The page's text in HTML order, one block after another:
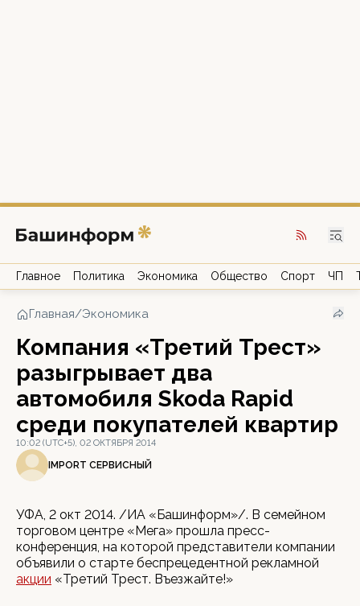
Главное Политика Экономика Общество Спорт ЧП
Главная/Экономика
Компания «Третий Трест»
разыгрывает два
автомобиля Skoda Rapid
среди покупателей квартир
10:02 (UTC+5), 02 ОКТЯБРЯ 2014
IMPORT СЕРВИСНЫЙ
УФА, 2 окт 2014. /ИА «Башинформ»/. В семейном
торговом центре «Мега» прошла пресс-
конференция, на которой представители компании
объявили о старте беспрецедентной рекламной
акции «Третий Трест. Въезжайте!»